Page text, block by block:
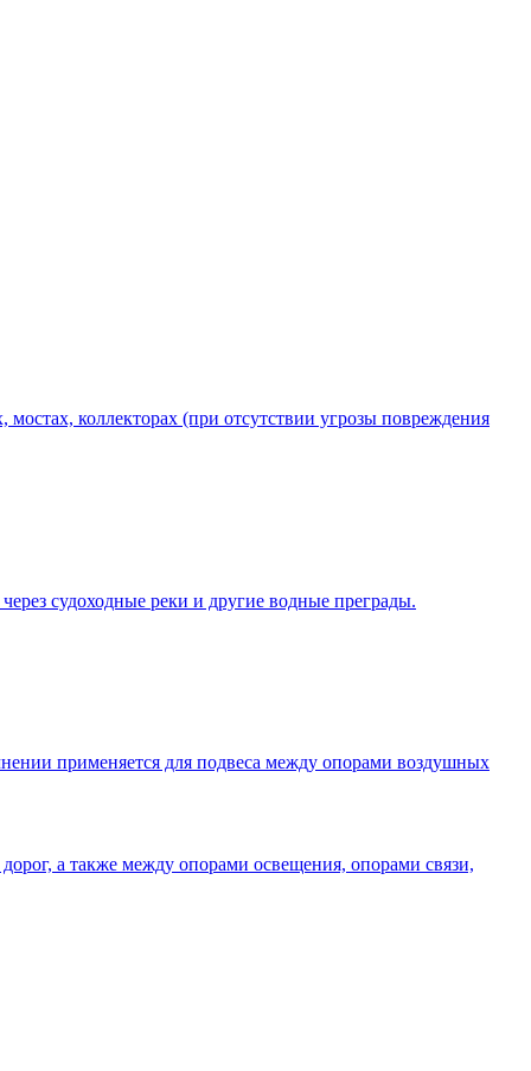
коллекторах (при отсутствии угрозы повреждения
судоходные реки и другие водные преграды.
применяется для подвеса между опорами воздушных
а также между опорами освещения, опорами связи,